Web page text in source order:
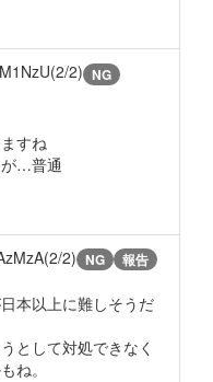
2) NG
すね
…普通
2) NG 報告
本以上に難しそうだ
として対処できなく
ね。